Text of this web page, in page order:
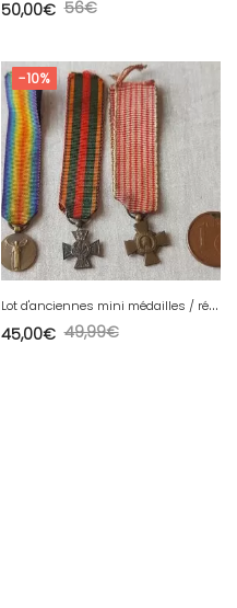
56€
50,00€
-10%
L
ot d'anciennes mini médailles / réductions, militaires, combattant, interallié
49,99€
45,00€